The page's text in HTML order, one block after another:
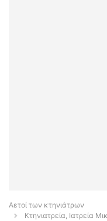
Αετοί των κτηνιάτρων
Κτηνιατρεία, Ιατρεία